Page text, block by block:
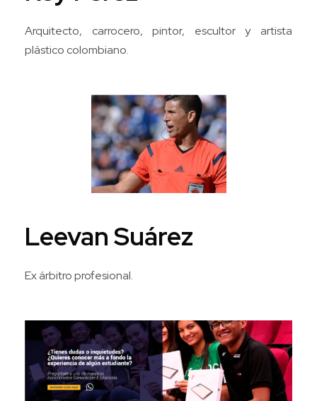
Arquitecto, carrocero, pintor, escultor y artista
plástico colombiano.
Leevan Suárez
Ex árbitro profesional.